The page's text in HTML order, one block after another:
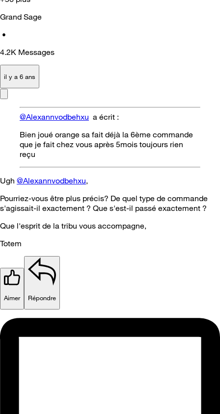
Grand Sage
•
4.2K Messages
il y a 6 ans
@Alexannvodbehxu a écrit :
Bien joué orange sa fait déjà la 6ème commande
que je fait chez vous après 5mois toujours rien
reçu
Ugh @Alexannvodbehxu,
Pourriez-vous être plus précis? De quel type de commande
s'agissait-il exactement ? Que s'est-il passé exactement ?
Que l'esprit de la tribu vous accompagne,
Totem
Aimer Répondre